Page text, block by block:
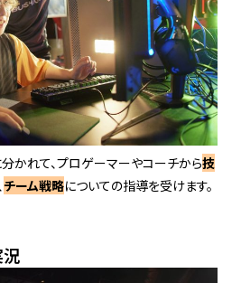
分かれて、プロゲーマーやコーチから技
チーム戦略についての指導を受けます。
況